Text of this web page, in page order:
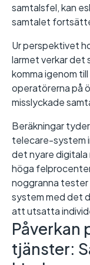
samtalsfel, kan
samtalet
Ur perspektivet
larmet verkar det
komma igenom
operatörerna på
misslyckade
Beräkningar
telecare-system
det nyare digitala
höga
noggranna
system med det
att utsatta
Påverkan
tjänster: